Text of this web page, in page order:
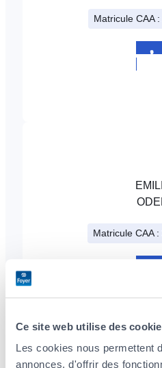
Ce site web utilise des
Les cookies nous permettent
annonces, d'offrir des
Matricule CAA :
Matricule CAA :